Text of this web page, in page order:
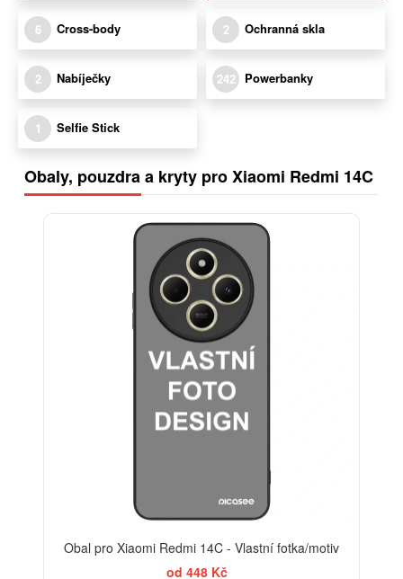
6 Cross-body 2 Ochranná skla
2 Nabíječky 242 Powerbanky
1 Selfie Stick
Obaly, pouzdra a kryty pro Xiaomi Redmi 14C
Obal pro Xiaomi Redmi 14C - Vlastní fotka/motiv
od 448 Kč